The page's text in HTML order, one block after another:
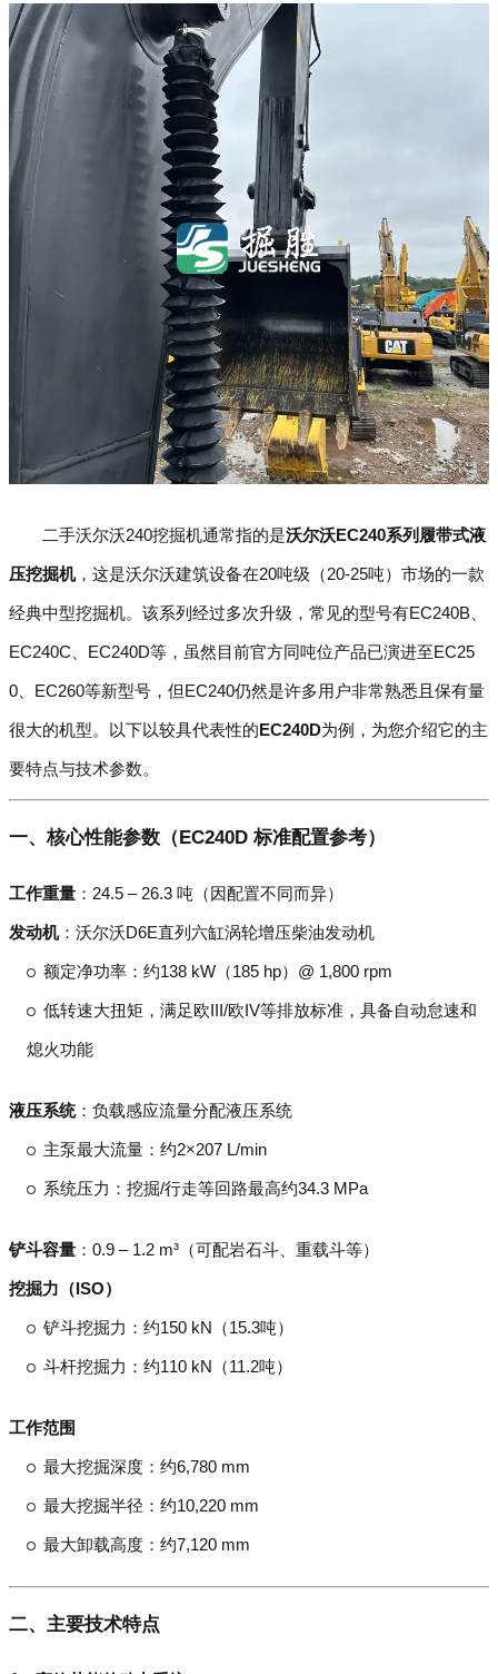
二手沃尔沃240挖掘机通常指的是沃尔沃EC240系列履带式液
压挖掘机，这是沃尔沃建筑设备在20吨级（20-25吨）市场的一款
经典中型挖掘机。该系列经过多次升级，常见的型号有EC240B、
EC240C、EC240D等，虽然目前官方同吨位产品已演进至EC25
0、EC260等新型号，但EC240仍然是许多用户非常熟悉且保有量
很大的机型。以下以较具代表性的EC240D为例，为您介绍它的主
要特点与技术参数。
一、核心性能参数（EC240D 标准配置参考）
工作重量 ：24.5 – 26.3 吨（因配置不同而异）
发动机：沃尔沃D6E直列六缸涡轮增压柴油发动机
额定净功率：约138 kW（185 hp）@ 1,800 rpm
低转速大扭矩，满足欧III/欧IV等排放标准，具备自动怠速和
熄火功能
液压系统：负载感应流量分配液压系统
主泵最大流量：约2×207 L/min
系统压力：挖掘/行走等回路最高约34.3 MPa
铲斗容量 ：0.9 – 1.2 m³（可配岩石斗、重载斗等）
挖掘力（ISO）
铲斗挖掘力：约150 kN（15.3吨）
斗杆挖掘力：约110 kN（11.2吨）
工作范围
最大挖掘深度：约6,780 mm
最大挖掘半径：约10,220 mm
最大卸载高度：约7,120 mm
二、主要技术特点